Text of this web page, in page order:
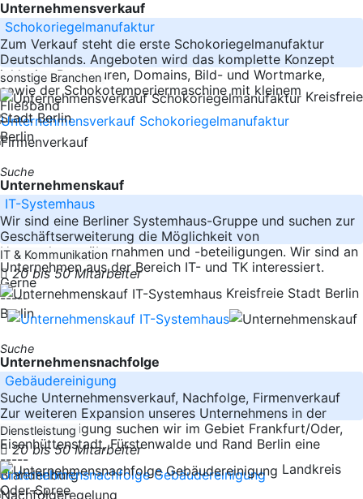
Unternehmensverkauf
Schokoriegelmanufaktur
Zum Verkauf steht die erste Schokoriegelmanufaktur
Deutschlands. Angeboten wird das komplette Konzept
inklusive Rezepturen, Domains, Bild- und Wortmarke,
sowie der Schokotemperiermaschine mit kleinem
Fließband
-----
Berlin
sonstige Branchen
Kreisfreie
Stadt Berlin
Suche
Unternehmenskauf
IT-Systemhaus
Wir sind eine Berliner Systemhaus-Gruppe und suchen zur
Geschäftserweiterung die Möglichkeit von
Unternehmensübernahmen und -beteiligungen. Wir sind an
Unternehmen aus der Bereich IT- und TK interessiert.
Gerne
-----
Berlin
IT & Kommunikation
20 bis 50 Mitarbeiter
Kreisfreie Stadt Berlin
Suche
Unternehmensnachfolge
Gebäudereinigung
Suche Unternehmensverkauf, Nachfolge, Firmenverkauf
Zur weiteren Expansion unseres Unternehmens in der
Gebäudereinigung suchen wir im Gebiet Frankfurt/Oder,
Eisenhüttenstadt, Fürstenwalde und Rand Berlin eine
-----
Brandenburg
Dienstleistung
20 bis 50 Mitarbeiter
Landkreis
Oder-Spree